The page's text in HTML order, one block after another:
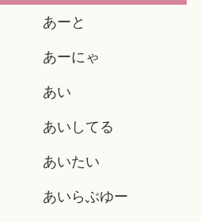
あーと
あーにゃ
あい
あいしてる
あいたい
あいらぶゆー